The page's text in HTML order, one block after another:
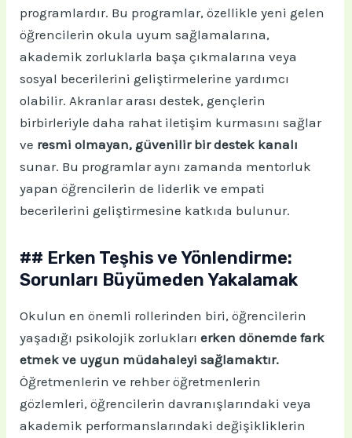
programlardır. Bu programlar, özellikle yeni gelen
öğrencilerin okula uyum sağlamalarına,
akademik zorluklarla başa çıkmalarına veya
sosyal becerilerini geliştirmelerine yardımcı
olabilir. Akranlar arası destek, gençlerin
birbirleriyle daha rahat iletişim kurmasını sağlar
ve resmi olmayan, güvenilir bir destek kanalı
sunar. Bu programlar aynı zamanda mentorluk
yapan öğrencilerin de liderlik ve empati
becerilerini geliştirmesine katkıda bulunur.
## Erken Teşhis ve Yönlendirme:
Sorunları Büyümeden Yakalamak
Okulun en önemli rollerinden biri, öğrencilerin
yaşadığı psikolojik zorluklarıerken dönemde fark
etmek ve uygun müdahaleyi sağlamaktır.
Öğretmenlerin ve rehber öğretmenlerin
gözlemleri, öğrencilerin davranışlarındaki veya
akademik performanslarındaki değişikliklerin